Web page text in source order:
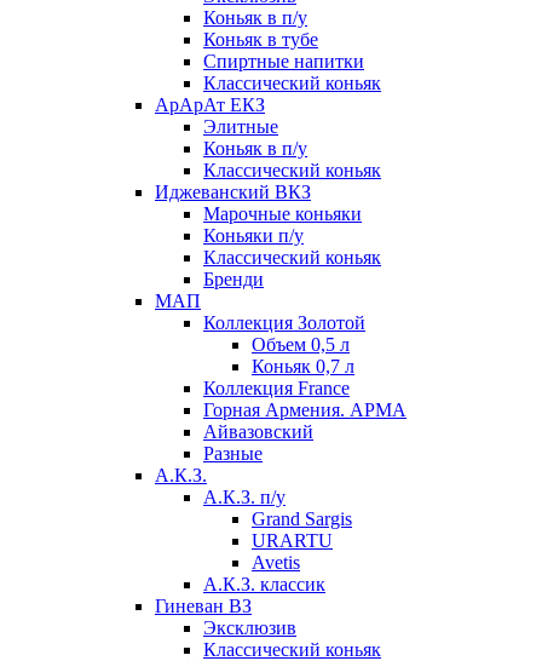
Коньяк в п/у
Коньяк в тубе
Спиртные напитки
Классический коньяк
АрАрАт ЕКЗ
Элитные
Коньяк в п/у
Классический коньяк
Иджеванский ВКЗ
Марочные коньяки
Коньяки п/у
Классический коньяк
Бренди
МАП
Коллекция Золотой
Объем 0,5 л
Коньяк 0,7 л
Коллекция France
Горная Армения. АРМА
Айвазовский
Разные
А.К.З.
А.К.З. п/у
Grand Sargis
URARTU
Avetis
А.К.З. классик
Гиневан ВЗ
Эксклюзив
Классический коньяк